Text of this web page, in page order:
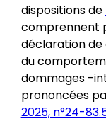
dispositions de
comprennent
déclaration de
du
dommages -
prononcées
2025, n°24-